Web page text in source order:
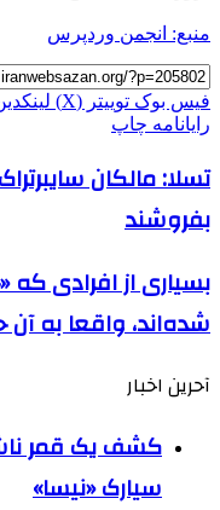
منبع: انجمن وردپرس
فیس بوک توییتر (X)
رایانامه چاپ
تسلا: مالکان
بفروشند
بسیاری از افرادی
شده‌اند، واقعا به
آحرین اخبار
کشف یک قمر
سیارک «نیسا»